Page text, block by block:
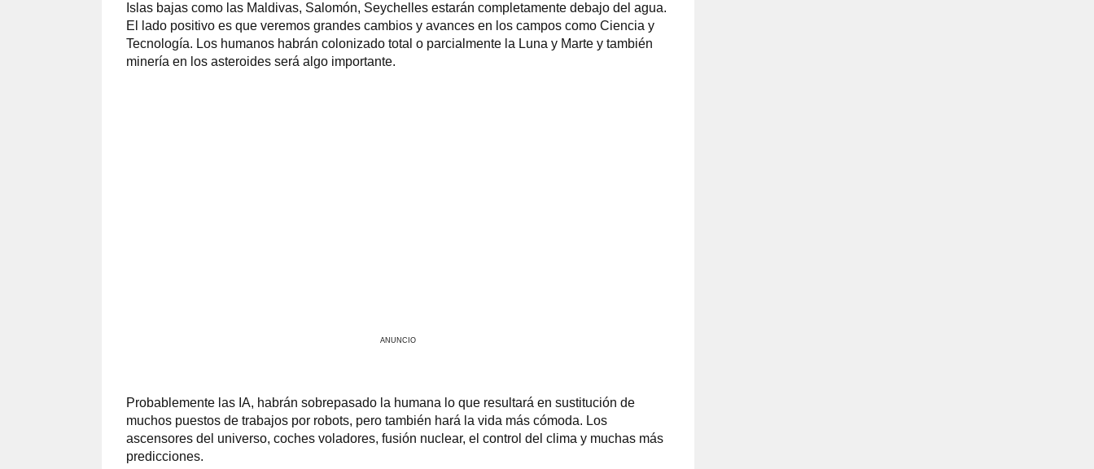
Islas bajas como las Maldivas, Salomón, Seychelles estarán completamente debajo del agua.
El lado positivo es que veremos grandes cambios y avances en los campos como Ciencia y
Tecnología. Los humanos habrán colonizado total o parcialmente la Luna y Marte y también
minería en los asteroides será algo importante.
ANUNCIO
Probablemente las IA, habrán sobrepasado la humana lo que resultará en sustitución de
muchos puestos de trabajos por robots, pero también hará la vida más cómoda. Los
ascensores del universo, coches voladores, fusión nuclear, el control del clima y muchas más
predicciones.